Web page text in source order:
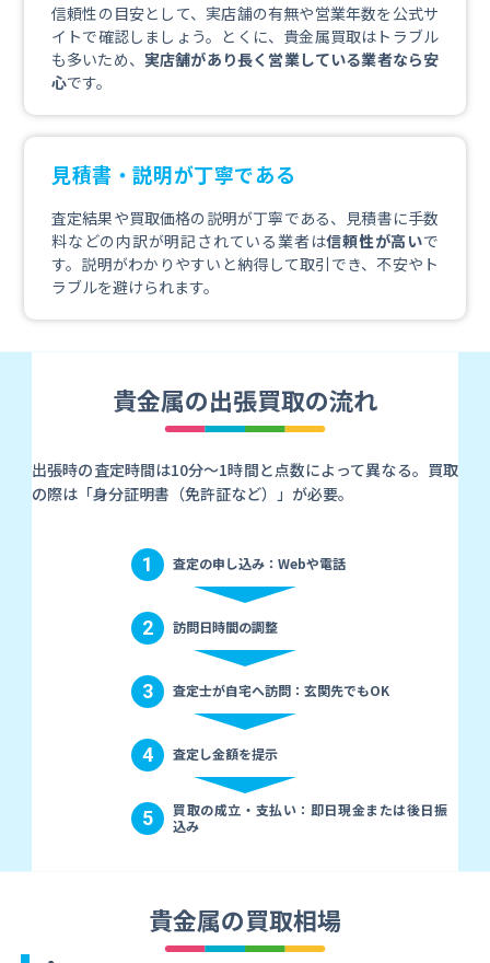
信頼性の目安として、実店舗の有無や営業年数を公式サ
イトで確認しましょう。とくに、貴金属買取はトラブル
も多いため、 実店舗があり長く営業している業者なら安
心です。
見積書・説明が丁寧である
査定結果や買取価格の説明が丁寧である、見積書に手数
料などの内訳が明記されている業者は信頼性が高いで
す。説明がわかりやすいと納得して取引でき、不安やト
ラブルを避けられます。
貴金属の出張買取の流れ
出張時の査定時間は10分〜1時間と点数によって異なる。買取
の際は「身分証明書（免許証など）」が必要。
1 査定の申し込み：Webや電話
2 訪問日時間の調整
3 査定士が自宅へ訪問：玄関先でもOK
4 査定し金額を提示
5
買取の成立・支払い：即日現金または後日振
込み
貴金属の買取相場